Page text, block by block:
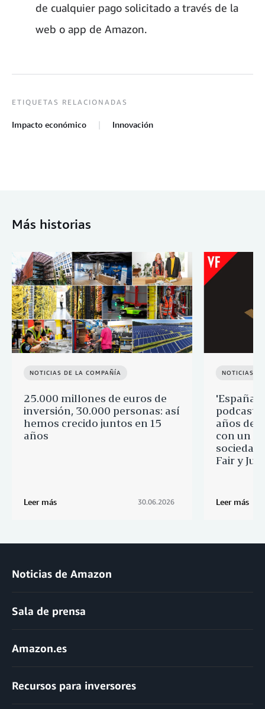
de cualquier pago solicitado a través de la
web o app de Amazon.
ETIQUETAS RELACIONADAS
Impacto económico Innovación
Más historias
NOTICIAS DE LA COMPAÑÍA
25.000 millones de euros de
inversión, 30.000 personas: así
hemos crecido juntos en 15
años
Leer más 30.06.2026
NOTICIAS
'España
podcast
años de
con un
sociedad
Fair y
Leer más
Noticias de Amazon
Sala de prensa
Amazon.es
Recursos para inversores